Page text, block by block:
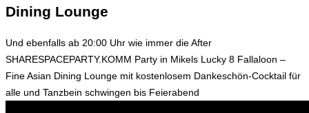
Dining Lounge
Und ebenfalls ab 20:00 Uhr wie immer die After
SHARESPACEPARTY.KOMM Party in Mikels Lucky 8 Fallaloon –
Fine Asian Dining Lounge mit kostenlosem Dankeschön-Cocktail für
alle und Tanzbein schwingen bis Feierabend